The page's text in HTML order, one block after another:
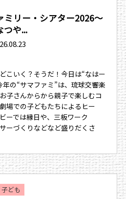
ミリー・シアター2026〜
つや...
こいく？そうだ！今日は“なはー
年の“サマファミ”は、琉球交響楽
子さんからから親子で楽しむコ
場での子どもたちによるヒー
ーでは縁日や、三板ワーク
ーづくりなどなど盛りだくさ
子ども